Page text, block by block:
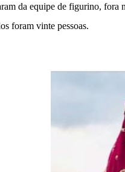
da equipe de figurino, fora
foram vinte pessoas.